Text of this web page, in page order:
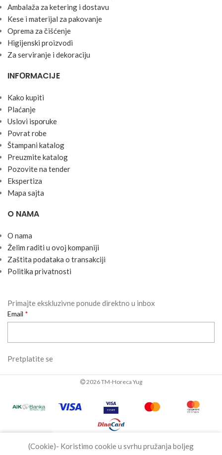
Ambalaža za ketering i dostavu
Kese i materijal za pakovanje
Oprema za čišćenje
Higijenski proizvodi
Za serviranje i dekoraciju
INFОRMACIJE
Kako kupiti
Plaćanje
Uslоvi ispоruke
Pоvrat rоbe
Štampani katalog
Preuzmite katalog
Pozovite na tender
Ekspertiza
Mapa sajta
O NAMA
O nama
Želim raditi u ovoj kompaniji
Zaštita podataka o transakciji
Politika privatnosti
Primajte ekskluzivne ponude direktno u inbox
Email
Pretplatite se
2026 TM-Horeca Yug
(Cookie)- Koristimo cookie u svrhu pružanja boljeg